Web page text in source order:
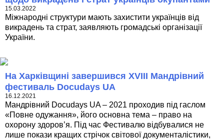
15.03.2022
Міжнародні структури мають захистити українців від
викрадень та страт, заявляють громадські організації
України.
На Харківщині завершився XVIIІ Мандрівний
фестиваль Docudays UA
16.12.2021
Мандрівний Docudays UA – 2021 проходив під гаслом
«Повне одужання», його основна тема – право на
охорону здоров’я. Під час Фестивалю відбувалися не
лише покази кращих стрічок світової документалістики,